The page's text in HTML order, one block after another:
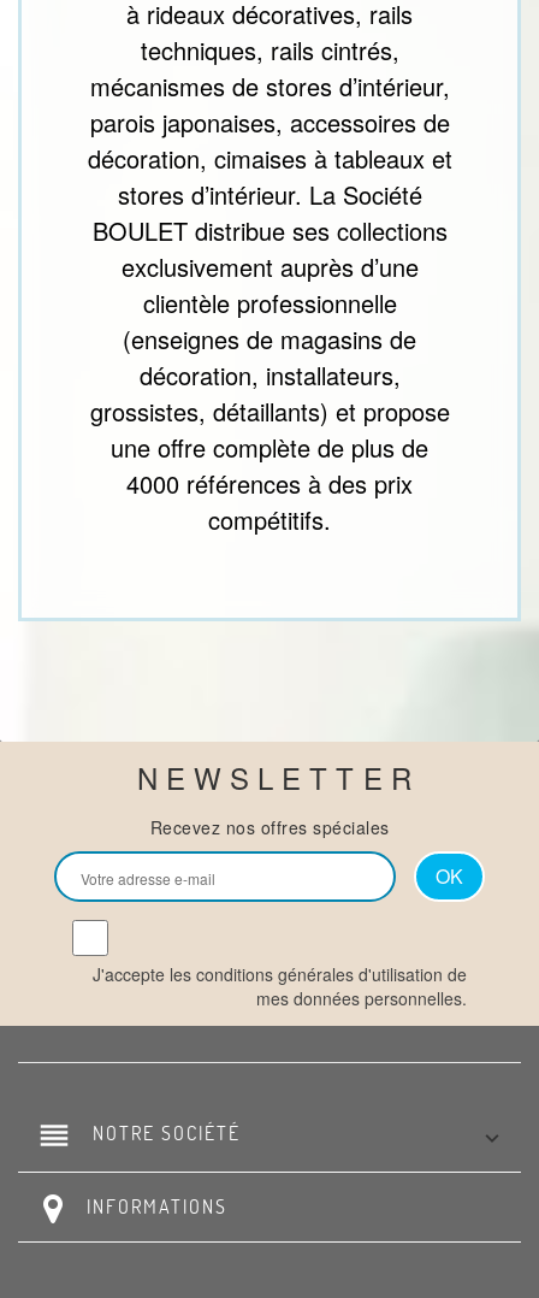
à rideaux décoratives, rails
techniques, rails cintrés,
mécanismes de stores d’intérieur,
parois japonaises, accessoires de
décoration, cimaises à tableaux et
stores d’intérieur. La Société
BOULET distribue ses collections
exclusivement auprès d’une
clientèle professionnelle
(enseignes de magasins de
décoration, installateurs,
grossistes, détaillants) et propose
une offre complète de plus de
4000 références à des prix
compétitifs.
NEWSLETTER
Recevez nos offres spéciales
J'accepte les conditions générales d'utilisation de
mes données personnelles.
reorder NOTRE SOCIÉTÉ 
INFORMATIONS